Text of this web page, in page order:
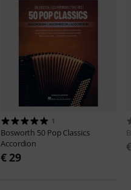
1
Bosworth 50 Pop Classics
Accordion
€ 29